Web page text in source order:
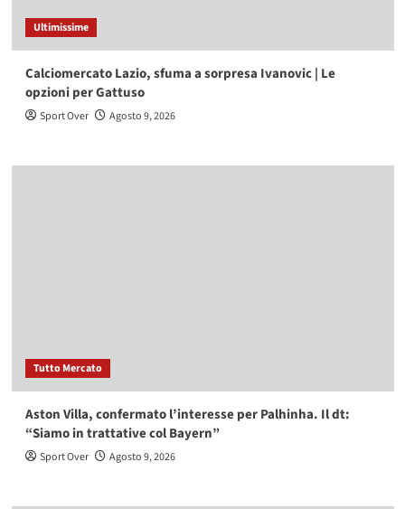
Ultimissime
Calciomercato Lazio, sfuma a sorpresa Ivanovic | Le
opzioni per Gattuso
Sport Over Agosto 9, 2026
Tutto Mercato
Aston Villa, confermato l’interesse per Palhinha. Il dt:
“Siamo in trattative col Bayern”
Sport Over Agosto 9, 2026